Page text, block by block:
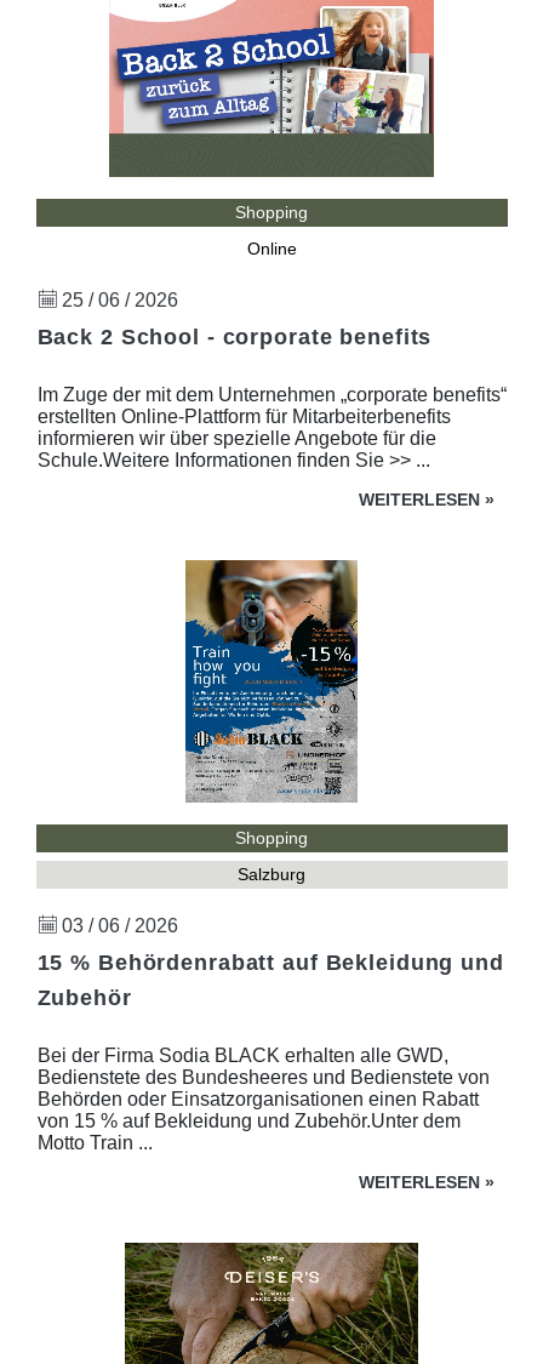
Shopping
Online
25 / 06 / 2026
Back 2 School - corporate benefits
Im Zuge der mit dem Unternehmen „corporate benefits“
erstellten Online-Plattform für Mitarbeiterbenefits
informieren wir über spezielle Angebote für die
Schule.Weitere Informationen finden Sie >> ...
WEITERLESEN »
Shopping
Salzburg
03 / 06 / 2026
15 % Behördenrabatt auf Bekleidung und
Zubehör
Bei der Firma Sodia BLACK erhalten alle GWD,
Bedienstete des Bundesheeres und Bedienstete von
Behörden oder Einsatzorganisationen einen Rabatt
von 15 % auf Bekleidung und Zubehör.Unter dem
Motto Train ...
WEITERLESEN »